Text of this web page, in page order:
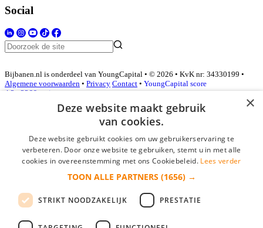
Social
Bijbanen.nl is onderdeel van YoungCapital • © 2026 • KvK nr: 34330199 •
Algemene voorwaarden • Privacy Contact • YoungCapital score
4.3 - 3366 reviews
Inloggen als bedrijf
*
login gegevens onthouden
×
Deze website maakt gebruik
van cookies.
Deze website gebruikt cookies om uw gebruikerservaring te
verbeteren. Door onze website te gebruiken, stemt u in met alle
cookies in overeenstemming met ons Cookiebeleid. Lees verder
TOON ALLE PARTNERS (1656) →
STRIKT NOODZAKELIJK PRESTATIE